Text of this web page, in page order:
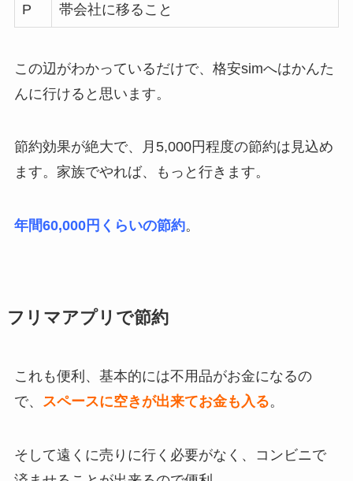
P
帯会社に移ること
この辺がわかっているだけで、格安simへはかんた
んに行けると思います。
節約効果が絶大で、月5,000円程度の節約は見込め
ます。家族でやれば、もっと行きます。
年間60,000円くらいの節約。
フリマアプリで節約
これも便利、基本的には不用品がお金になるの
で、 スペースに空きが出来てお金も入る。
そして遠くに売りに行く必要がなく、コンビニで